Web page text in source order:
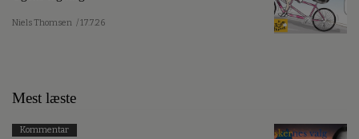
Niels Thomsen / 17.7.26
Mest læste
Kommentar